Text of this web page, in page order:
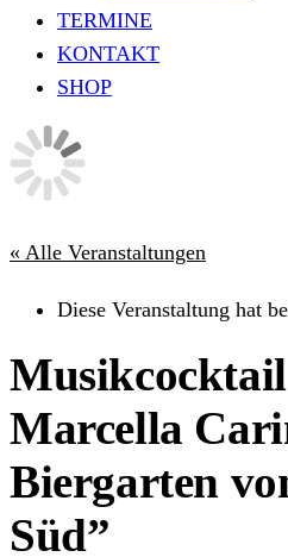
TERMINE
KONTAKT
SHOP
« Alle Veranstaltungen
Diese Veranstaltung hat
Marcella
Biergarten
Süd”